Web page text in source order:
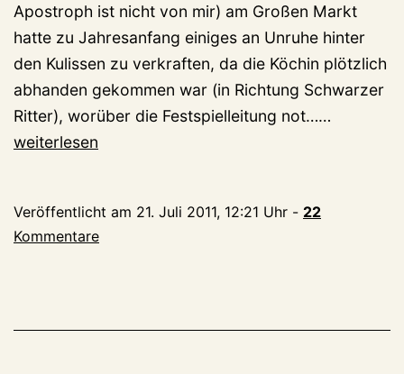
Apostroph ist nicht von mir) am Großen Markt
hatte zu Jahresanfang einiges an Unruhe hinter
den Kulissen zu verkraften, da die Köchin plötzlich
abhanden gekommen war (in Richtung Schwarzer
Ritter), worüber die Festspielleitung not……
weiterlesen
Veröffentlicht am 21. Juli 2011, 12:21 Uhr - 22
Kommentare